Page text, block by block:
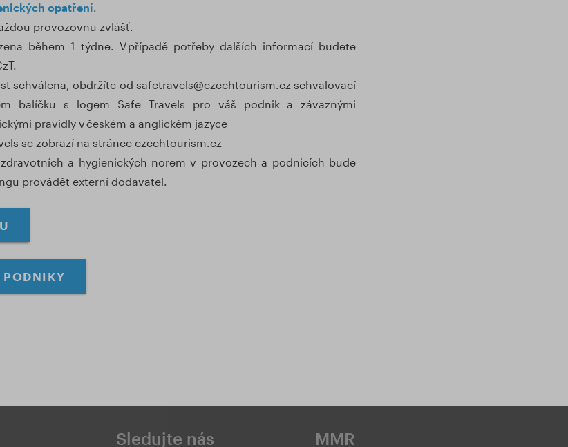
opatření.
provozovnu zvlášť.
během 1 týdne. V případě potřeby dalších informací budete
schválena, obdržíte od safetravels@czechtourism.cz schvalovací
balíčku s logem Safe Travels pro váš podnik a závaznými
pravidly v českém a anglickém jazyce
se zobrazí na stránce czechtourism.cz
a hygienických norem v provozech a podnicích bude
provádět externí dodavatel.
PODNIKY
Sledujte nás MMR